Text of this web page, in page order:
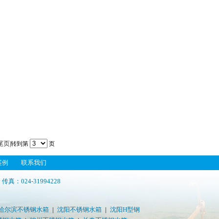
页|转到第 页
联系我们
：024-31994228
尔滨不锈钢水箱 | 沈阳不锈钢水箱 | 沈阳H型钢